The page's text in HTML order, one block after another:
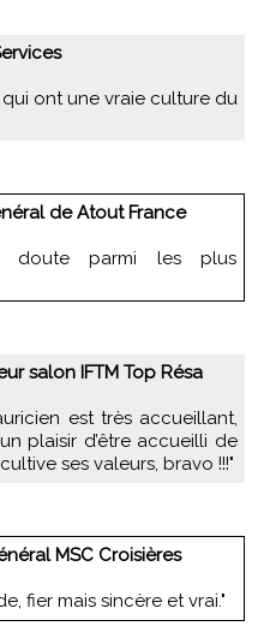
ont une vraie culture du
de Atout France
doute parmi les plus
salon IFTM Top Résa
est très accueillant,
plaisir d’être accueilli de
ses valeurs, bravo !!!"
MSC Croisières
fier mais sincère et vrai."